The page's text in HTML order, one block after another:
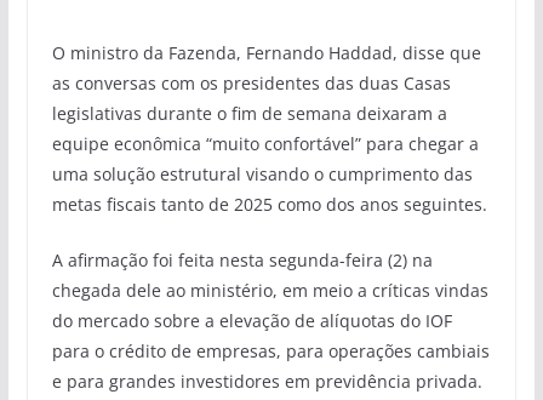
O ministro da Fazenda, Fernando Haddad, disse que
as conversas com os presidentes das duas Casas
legislativas durante o fim de semana deixaram a
equipe econômica “muito confortável” para chegar a
uma solução estrutural visando o cumprimento das
metas fiscais tanto de 2025 como dos anos seguintes.
A afirmação foi feita nesta segunda-feira (2) na
chegada dele ao ministério, em meio a críticas vindas
do mercado sobre a elevação de alíquotas do IOF
para o crédito de empresas, para operações cambiais
e para grandes investidores em previdência privada.